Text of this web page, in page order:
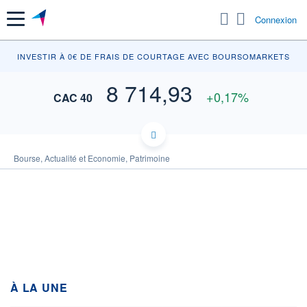
Menu Connexion
INVESTIR À 0€ DE FRAIS DE COURTAGE AVEC BOURSOMARKETS
CAC 40 8 714,93 +0,17%
Bourse, Actualité et Economie, Patrimoine
À LA UNE